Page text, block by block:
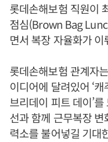
롯데손해보험 직원이
점심(Brown Bag
면서 복장 자율화가 이
롯데손해보험 관계자
이디어에 달려있어 ‘
브리데이 피트 데이’
선과 함께 근무복장
력소를 불어넣길 기대